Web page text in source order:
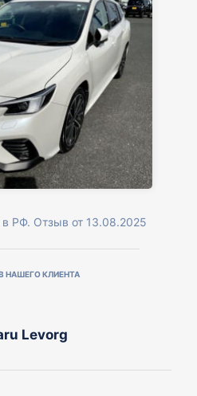
в РФ. Отзыв от 13.08.2025
НАШЕГО КЛИЕНТА
Levorg